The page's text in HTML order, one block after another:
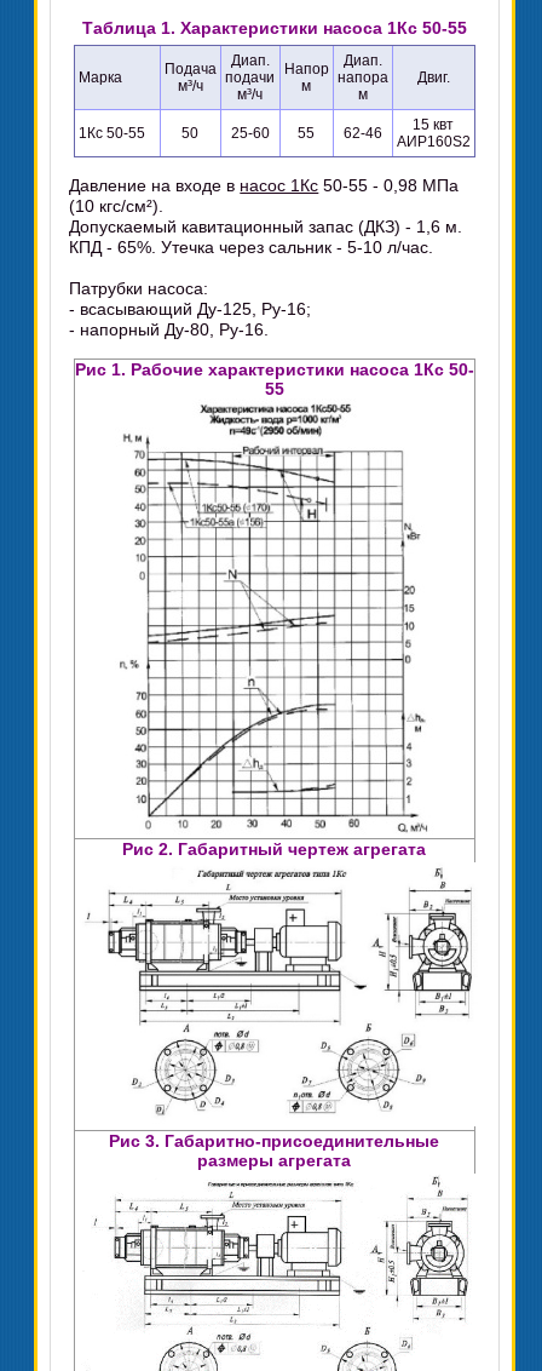
Таблица 1. Характеристики насоса 1Кс 50-55
Марка
Подача
м³/ч
Диап.
подачи
м³/ч
Напор
м
Диап.
напора
м
Двиг.
1Кс 50-55 50 25-60 55 62-46
15 квт
АИР160S2
Давление на входе в насос 1Кс 50-55 - 0,98 МПа
(10 кгс/см²).
Допускаемый кавитационный запас (ДКЗ) - 1,6 м.
КПД - 65%. Утечка через сальник - 5-10 л/час.
Патрубки насоса:
- всасывающий Ду-125, Ру-16;
- напорный Ду-80, Ру-16.
Рис 1. Рабочие характеристики насоса 1Кс 50-
55
Рис 2. Габаритный чертеж агрегата
Рис 3. Габаритно-присоединительные
размеры агрегата